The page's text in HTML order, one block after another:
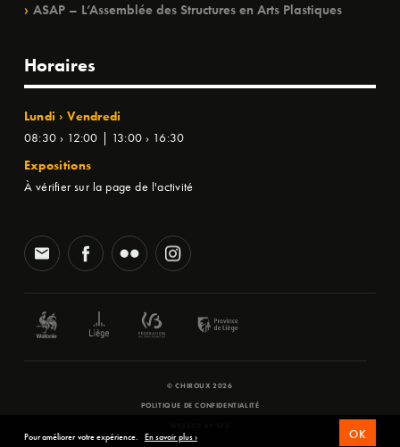
ASAP – L’Assemblée des Structures en Arts Plastiques
Horaires
Lundi › Vendredi
08:30 › 12:00 | 13:00 › 16:30
Expositions
À vérifier sur la page de l'activité
© CHIROUX 2026
POLITIQUE DE CONFIDENTIALITÉ
Pour améliorer votre expérience. En savoir plus › OK